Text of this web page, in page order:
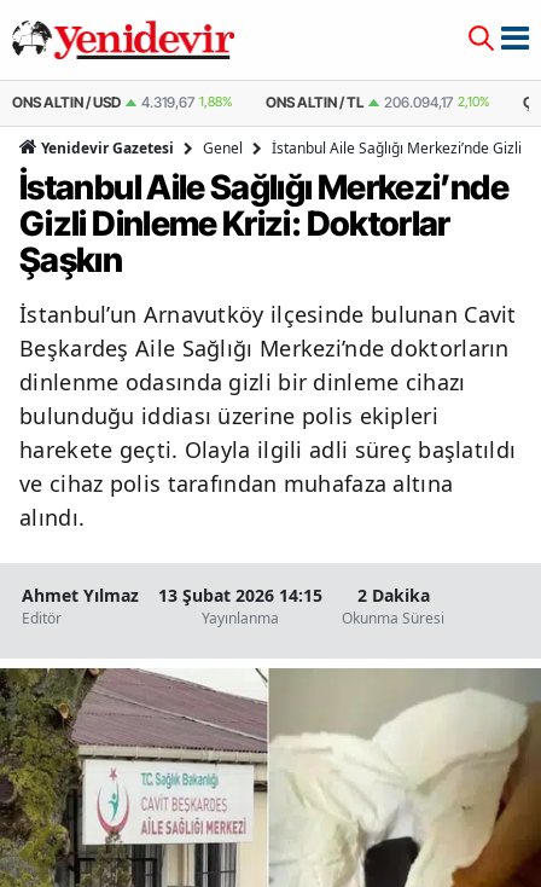
ONS ALTIN / USD 4.319,67 1,88% ONS ALTIN / TL 206.094,17 2,10%
Yenidevir Gazetesi Genel İstanbul Aile Sağlığı Merkezi’nde Gizli
İstanbul Aile Sağlığı Merkezi’nde
Gizli Dinleme Krizi: Doktorlar
Şaşkın
İstanbul’un Arnavutköy ilçesinde bulunan Cavit
Beşkardeş Aile Sağlığı Merkezi’nde doktorların
dinlenme odasında gizli bir dinleme cihazı
bulunduğu iddiası üzerine polis ekipleri
harekete geçti. Olayla ilgili adli süreç başlatıldı
ve cihaz polis tarafından muhafaza altına
alındı.
Ahmet Yılmaz
Editör
13 Şubat 2026 14:15
Yayınlanma
2 Dakika
Okunma Süresi